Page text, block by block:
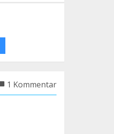
1 Kommentar